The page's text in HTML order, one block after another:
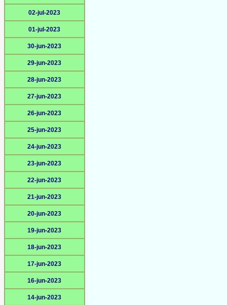
02-jul-2023
01-jul-2023
30-jun-2023
29-jun-2023
28-jun-2023
27-jun-2023
26-jun-2023
25-jun-2023
24-jun-2023
23-jun-2023
22-jun-2023
21-jun-2023
20-jun-2023
19-jun-2023
18-jun-2023
17-jun-2023
16-jun-2023
14-jun-2023